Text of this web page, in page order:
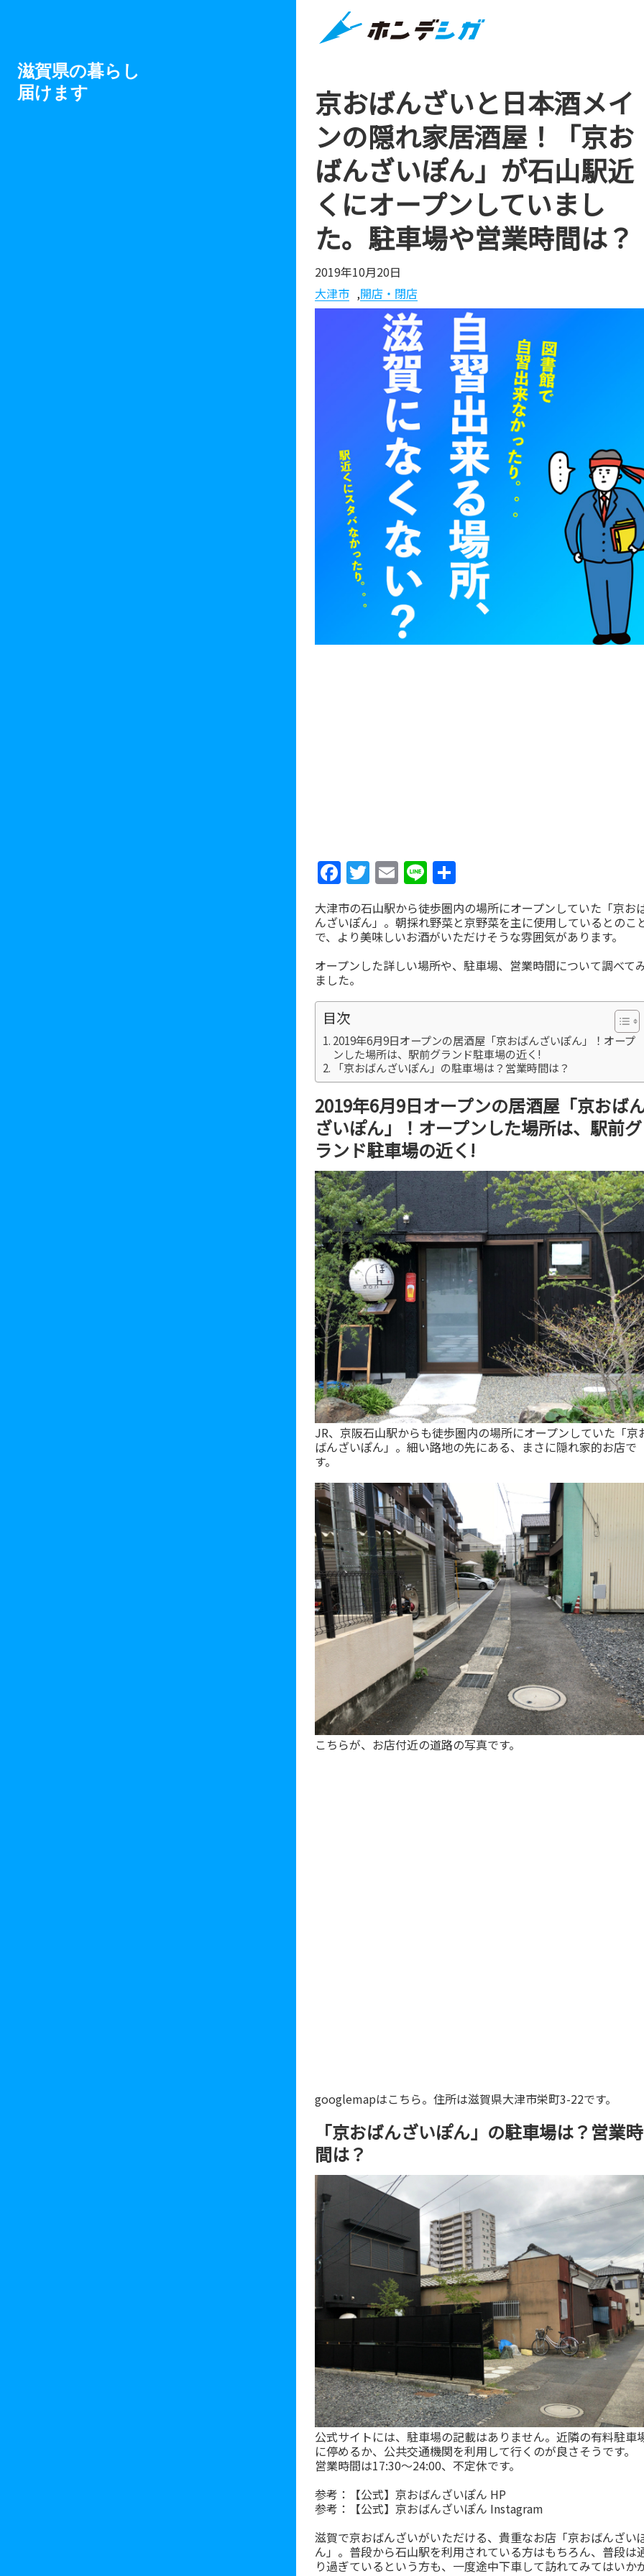
京おばんざいと日本酒メイ
ンの隠れ家居酒屋！「京お
ばんざいぽん」が石山駅近
くにオープンしていまし
た。駐車場や営業時間は？
2019年10月20日
大津市 ,開店・閉店
Facebook
Twitter
Email
Line
有
大津市の石山駅から徒歩圏内の場所にオープンしていた「京お
んざいぽん」。朝採れ野菜と京野菜を主に使用しているとのこ
で、より美味しいお酒がいただけそうな雰囲気があります。
オープンした詳しい場所や、駐車場、営業時間について調べて
ました。
目次
2019年6月9日オープンの居酒屋「京おばんざいぽん」！オープ
ンした場所は、駅前グランド駐車場の近く!
「京おばんざいぽん」の駐車場は？営業時間は？
2019年6月9日オープンの居酒屋「京おば
ざいぽん」！オープンした場所は、駅前グ
ランド駐車場の近く!
JR、京阪石山駅からも徒歩圏内の場所にオープンしていた「京
ばんざいぽん」。細い路地の先にある、まさに隠れ家的お店で
す。
こちらが、お店付近の道路の写真です。
googlemapはこちら。住所は滋賀県大津市栄町3-22です。
「京おばんざいぽん」の駐車場は？営業時
間は？
公式サイトには、駐車場の記載はありません。近隣の有料駐車
に停めるか、公共交通機関を利用して行くのが良さそうです。
営業時間は17:30～24:00、不定休です。
参考：
【公式】京おばんざいぽん HP
参考：
【公式】京おばんざいぽん Instagram
滋賀で京おばんざいがいただける、貴重なお店「京おばんざい
ん」。普段から石山駅を利用されている方はもちろん、普段は
り過ぎているという方も、一度途中下車して訪れてみてはいか
滋賀県の暮らし
届けます